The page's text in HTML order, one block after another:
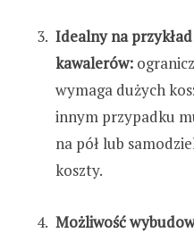
Idealny na
kawalerów:
wymaga dużych
innym przypadku
na pół lub
koszty.
Możliwość